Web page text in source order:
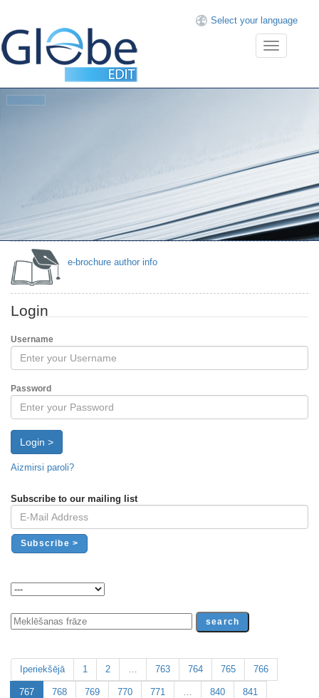
Select your language
Toggle
navigation
Then
e-brochure author info
Login
Username
Password
Login >
Aizmirsi paroli?
Subscribe to our mailing list
Iperiekšējā 1 2 763 764 765 766
767 768 769 770 771 840 841